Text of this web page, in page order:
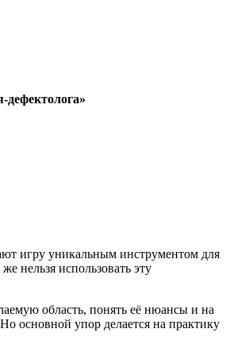
игру уникальным инструментом для
нельзя использовать эту
область, понять её нюансы и на
основной упор делается на практику